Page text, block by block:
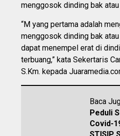
menggosok dinding bak
“M yang pertama adalah
menggosok dinding bak
dapat menempel erat di
terbuang,” kata Sekertaris
S.Km. kepada
Baca
Peduli
Covid-